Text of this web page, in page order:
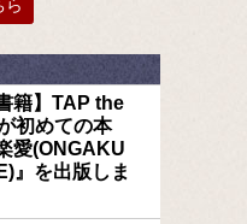
ら
籍】TAP the
初めての本
愛(ONGAKU
』を出版しま